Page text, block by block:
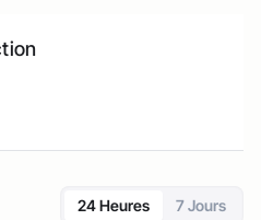
24 Heures 7 Jours